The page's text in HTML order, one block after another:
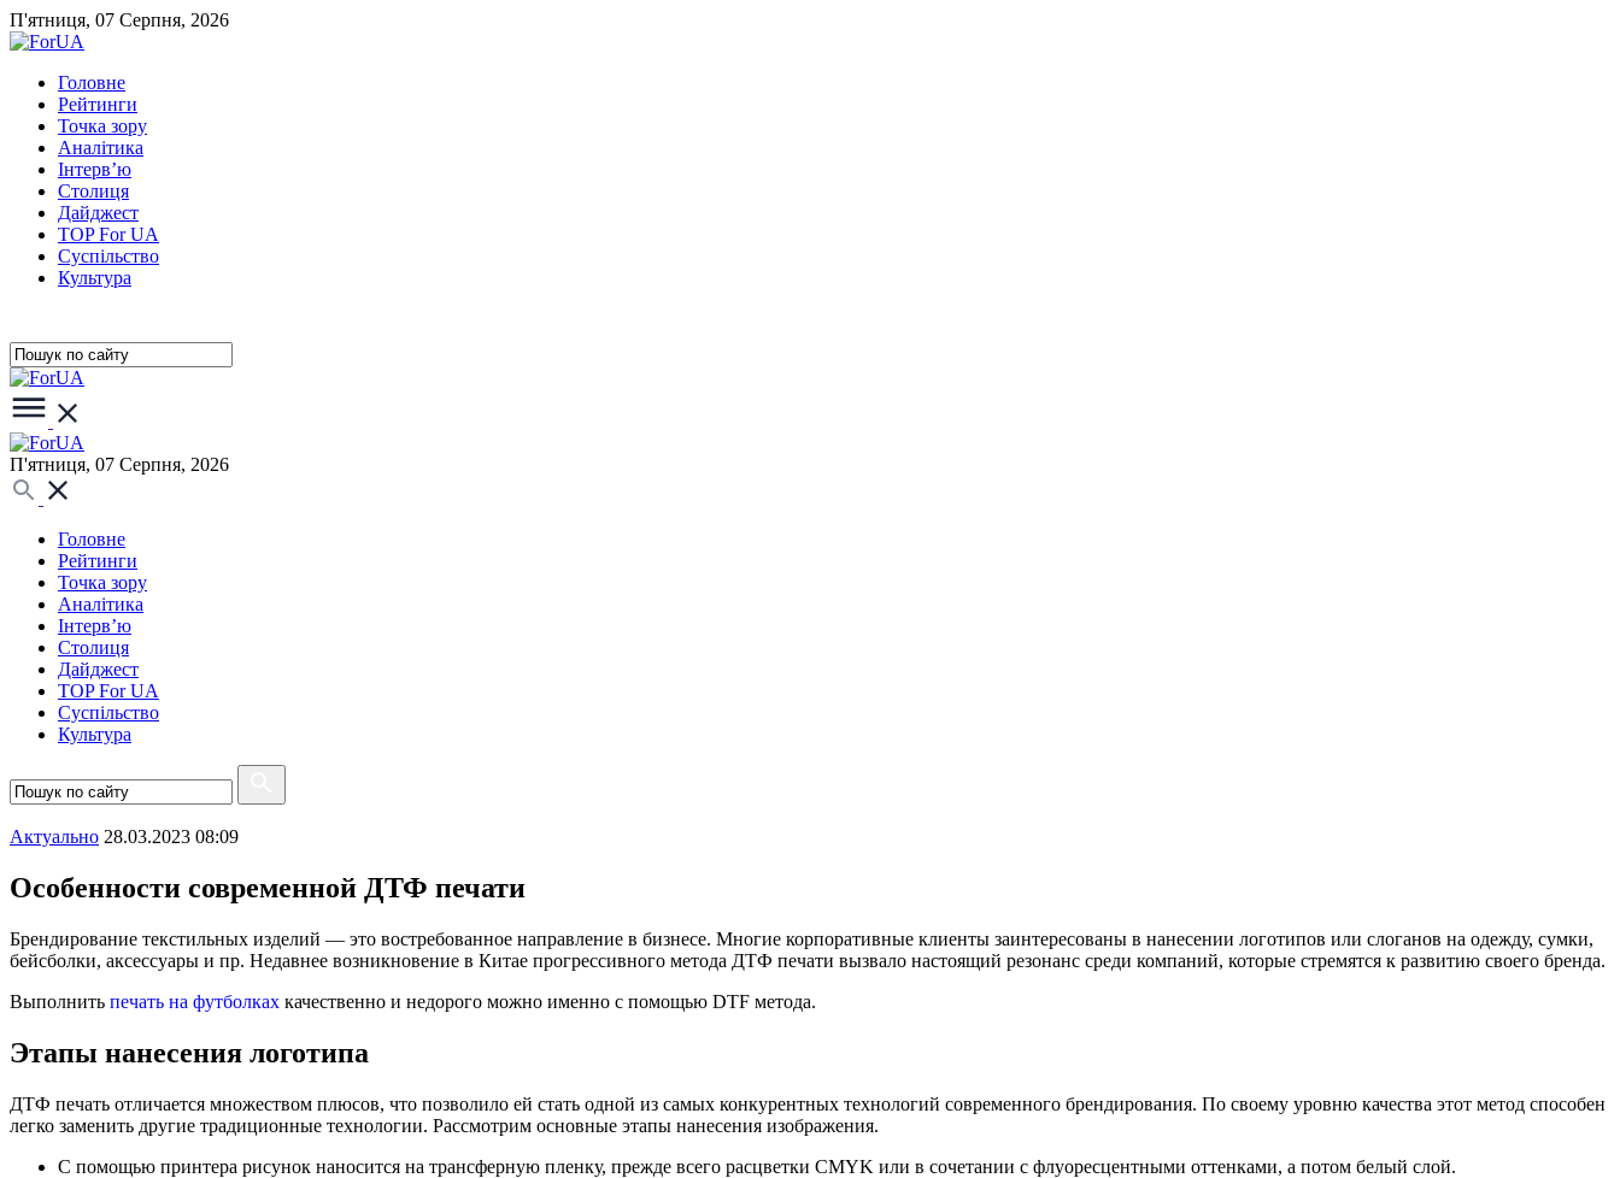
П'ятниця, 07 Серпня, 2026
Головне
Рейтинги
Точка зору
Аналітика
Інтерв’ю
Столиця
Дайджест
TOP For UA
Суспiльство
Культура
П'ятниця, 07 Серпня, 2026
Головне
Рейтинги
Точка зору
Аналітика
Інтерв’ю
Столиця
Дайджест
TOP For UA
Суспiльство
Культура
Актуально 28.03.2023 08:09
Особенности современной ДТФ печати
Брендирование текстильных изделий — это востребованное направление в бизнесе. Многие корпоративные клиенты заинтересованы в нанесении логотипов или слоганов на одежду, сумки,
бейсболки, аксессуары и пр. Недавнее возникновение в Китае прогрессивного метода ДТФ печати вызвало настоящий резонанс среди компаний, которые стремятся к развитию своего бренда.
Выполнить печать на футболках качественно и недорого можно именно с помощью DTF метода.
Этапы нанесения логотипа
ДТФ печать отличается множеством плюсов, что позволило ей стать одной из самых конкурентных технологий современного брендирования. По своему уровню качества этот метод способен
легко заменить другие традиционные технологии. Рассмотрим основные этапы нанесения изображения.
С помощью принтера рисунок наносится на трансферную пленку, прежде всего расцветки CMYK или в сочетании с флуоресцентными оттенками, а потом белый слой.